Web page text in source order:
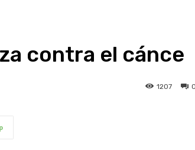
contra el cánce
1207